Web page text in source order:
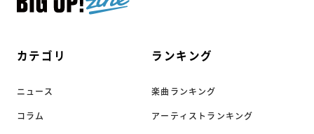
カテゴリ
ニュース
コラム
ランキング
楽曲ランキング
アーティストランキング